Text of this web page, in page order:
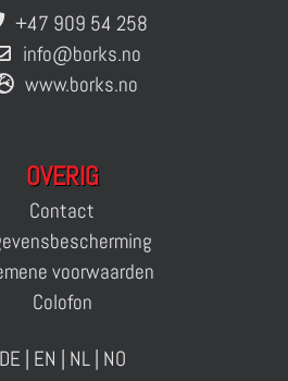
+47 909 54 258
info@borks.no
www.borks.no
OVERIG
Contact
voorwaarden
Colofon
DE | EN | NL| NO